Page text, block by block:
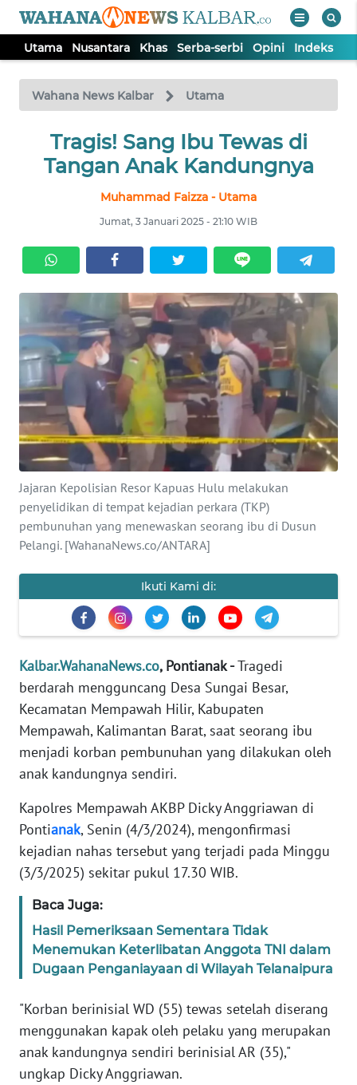
Utama Nusantara Khas Serba-serbi Opini Indeks
Wahana News Kalbar Utama
Tragis! Sang Ibu Tewas di
Tangan Anak Kandungnya
Muhammad Faizza - Utama
Jumat, 3 Januari 2025 - 21:10 WIB
Jajaran Kepolisian Resor Kapuas Hulu melakukan
penyelidikan di tempat kejadian perkara (TKP)
pembunuhan yang menewaskan seorang ibu di Dusun
Pelangi. [WahanaNews.co/ANTARA]
Ikuti Kami di:
Kalbar.WahanaNews.co, Pontianak -Tragedi
berdarah mengguncang Desa Sungai Besar,
Kecamatan Mempawah Hilir, Kabupaten
Mempawah, Kalimantan Barat, saat seorang ibu
menjadi korban pembunuhan yang dilakukan oleh
anak kandungnya sendiri.
Kapolres Mempawah AKBP Dicky Anggriawan di
Pontianak, Senin (4/3/2024), mengonfirmasi
kejadian nahas tersebut yang terjadi pada Minggu
(3/3/2025) sekitar pukul 17.30 WIB.
Baca Juga:
Hasil Pemeriksaan Sementara Tidak
Menemukan Keterlibatan Anggota TNI dalam
Dugaan Penganiayaan di Wilayah Telanaipura
"Korban berinisial WD (55) tewas setelah diserang
menggunakan kapak oleh pelaku yang merupakan
anak kandungnya sendiri berinisial AR (35),"
ungkap Dicky Anggriawan.
TV
Tutup
UTAMA
SERBA-
SERBI
OPINI
Informasi
INDEKS
BERITA
KONTAK
KAMI
INFO
IKLAN
MEDIA
SIBER
REDAKSI
KARIR
DISCLAIMER
Wahana
News
Regional
WN
SUMUT
WN
JABAR